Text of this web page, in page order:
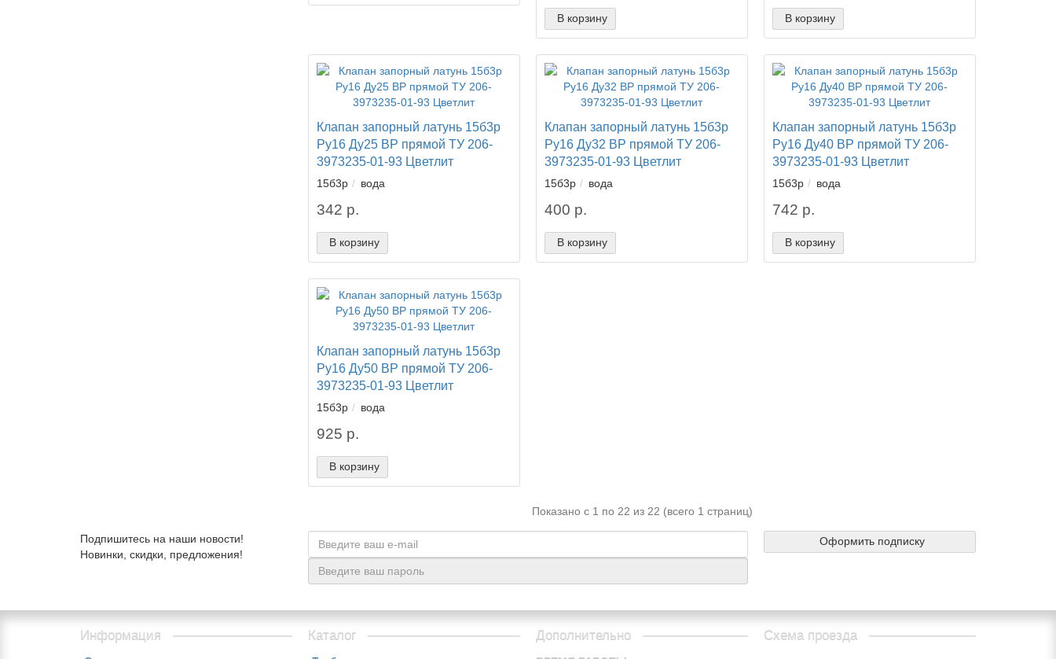
В корзину В корзину
Клапан запорный латунь 15б3р
Ру16 Ду25 ВР прямой ТУ 206-
3973235-01-93 Цветлит
15б3р вода
342 р.
В корзину
Клапан запорный латунь 15б3р
Ру16 Ду32 ВР прямой ТУ 206-
3973235-01-93 Цветлит
15б3р вода
400 р.
В корзину
Клапан запорный латунь 15б3р
Ру16 Ду40 ВР прямой ТУ 206-
3973235-01-93 Цветлит
15б3р вода
742 р.
В корзину
Клапан запорный латунь 15б3р
Ру16 Ду50 ВР прямой ТУ 206-
3973235-01-93 Цветлит
15б3р вода
925 р.
В корзину
Показано с 1 по 22 из 22 (всего 1 страниц)
Подпишитесь на наши новости!
Новинки, скидки, предложения!
Оформить подписку
Информация Каталог Дополнительно Схема проезда